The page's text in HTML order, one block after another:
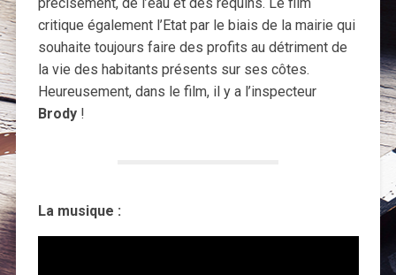
précisément, de l’eau et des requins. Le film
critique également l’Etat par le biais de la mairie qui
souhaite toujours faire des profits au détriment de
la vie des habitants présents sur ses côtes.
Heureusement, dans le film, il y a l’inspecteur
Brody!
La musique :